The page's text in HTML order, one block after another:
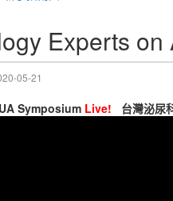
Experts
05-21
Symposium Live! 台灣泌尿